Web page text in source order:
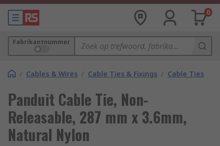
0
Fabrikantnummer
/ Cables & Wires / Cable Ties & Fixings / Cable Ties
Panduit Cable Tie, Non-
Releasable, 287 mm x 3.6mm,
Natural Nylon